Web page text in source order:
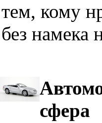
тем, кому
без намека
сфера